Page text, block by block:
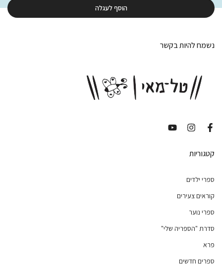
הוסף לעגלה
נשמח להיות בקשר
קטגוריות
ספרי ילדים
קוראים צעירים
ספרי נוער
סדרת "הספריה שלי"
פרא
ספרים חדשים